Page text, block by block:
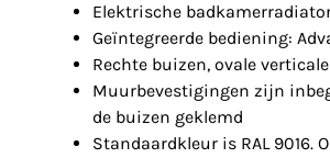
Elektrische
Geïntegreerde bediening:
Rechte buizen, ovale
Muurbevestigingen zijn
de buizen geklemd
Standaardkleur is RAL 9016.